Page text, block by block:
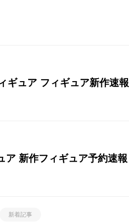
ギュア フィギュア新作速報
新作フィギュア予約速報
新着記事